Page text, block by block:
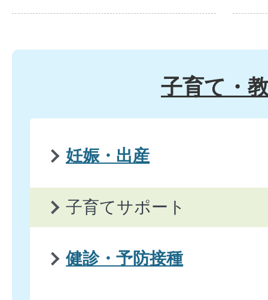
子育て・
妊娠・出産
子育てサポート
健診・予防接種